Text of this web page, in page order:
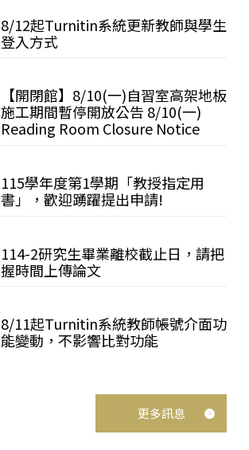
8/12起Turnitin系統更新教師與學生
登入方式
【開閉館】8/10(一)自習室高架地板
施工期間暫停開放公告 8/10(一)
Reading Room Closure Notice
115學年度第1學期「教授指定用
書」，歡迎踴躍提出申請!
114-2研究生畢業離校截止日，請把
握時間上傳論文
8/11起Turnitin系統教師帳號介面功
能變動，不影響比對功能
更多訊息